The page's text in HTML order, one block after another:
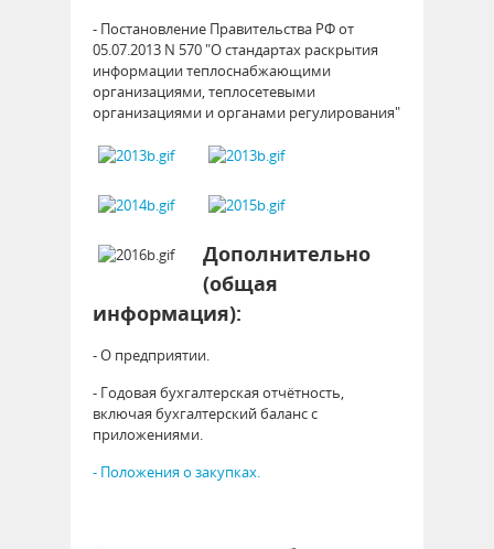
- Постановление Правительства РФ от
05.07.2013 N 570 "О стандартах раскрытия
информации теплоснабжающими
организациями, теплосетевыми
организациями и органами регулирования"
Дополнительно
(общая
информация):
- О предприятии.
- Годовая бухгалтерская отчётность,
включая бухгалтерский баланс с
приложениями.
- Положения о закупках.